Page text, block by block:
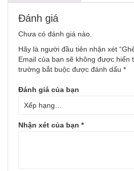
Đánh giá
Chưa có đánh giá nào.
Hãy là người đầu tiên nhận xét
Email của bạn sẽ không được hiển
trường bắt buộc được đánh dấu *
Đánh giá của bạn
Nhận xét của bạn *